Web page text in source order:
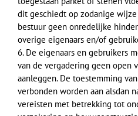
dit geschiedt op zodanige
bestuur geen onredelijke
overige eigenaars en/of
6. De eigenaars en gebruikers
van de vergadering geen open
aanleggen. De toestemming
verbonden worden aan alsdan
vereisten met betrekking tot